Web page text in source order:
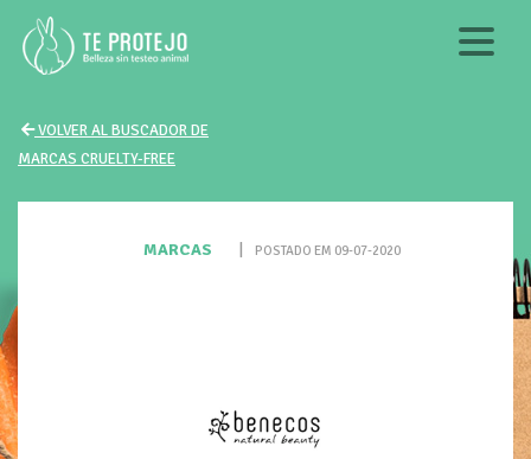
VOLVER AL BUSCADOR DE
MARCAS CRUELTY-FREE
MARCAS POSTADO EM 09-07-2020